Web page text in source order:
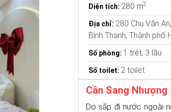
Diện tích: 280 m2
Địa chỉ: 280 Chu Văn
Bình Thạnh, Thành phố
Số phòng: 1 trệt, 3 lầu
Số toilet: 2 toilet
Cần Sang Nhượng
Do sắp đi nước ngoài